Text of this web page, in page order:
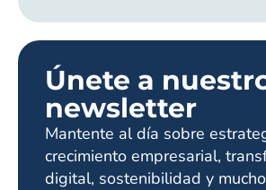
Únete a
newsletter
Mantente al día sobre
crecimiento empresarial,
digital, sostenibilidad y